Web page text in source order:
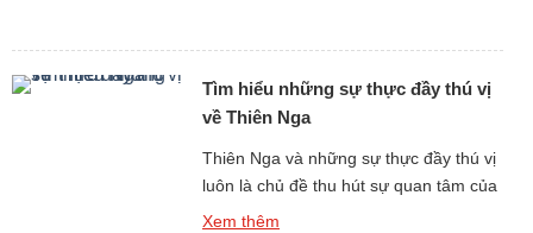
nghìn mét dưới mặt […]
Tìm hiểu những sự thực đầy thú vị
về Thiên Nga
Thiên Nga và những sự thực đầy thú vị
luôn là chủ đề thu hút sự quan tâm của
những người yêu thiên nhiên và động
Xem thêm